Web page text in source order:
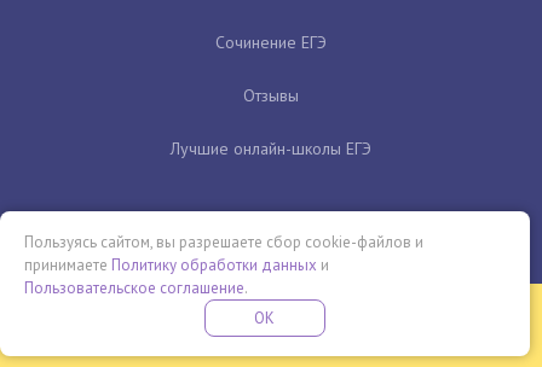
Сочинение ЕГЭ
Отзывы
Лучшие онлайн-школы ЕГЭ
Бесплатная летняя школа
ПРОВЕДИ ЭТО ЛЕТО С ПОЛЬЗОЙ
Пользуясь сайтом, вы разрешаете сбор cookie-файлов и
принимаете Политику обработки данных и
Пользовательское соглашение.
OK